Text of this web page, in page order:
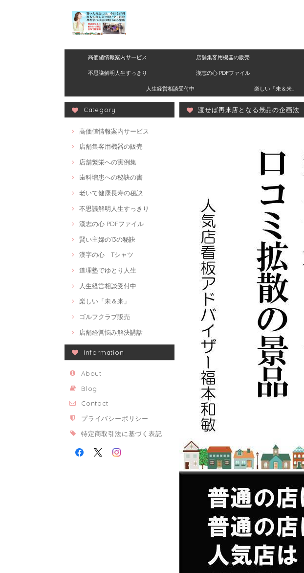
高価値情報案内サービス 店舗集客用機器の販売
不思議解明人生すっきり 漢志の心 PDFファイル
人生経営相談受付中 楽しい「未＆来」
Category
高価値情報案内サービス
店舗集客用機器の販売
店舗繁栄への実例集
歯科増患への秘訣の書
老いて健康長寿の秘訣
不思議解明人生すっきり
漢志の心 PDFファイル
賢い主婦の13の秘訣
漢字の心 Tシャツ
道理塾でゆとり人生
人生経営相談受付中
楽しい「未＆来」
ゴルフクラブ販売
店舗経営悩み解決講話
Information
About
Blog
Contact
プライバシーポリシー
特定商取引法に基づく表記
渡せば再来店となる景品の企画法